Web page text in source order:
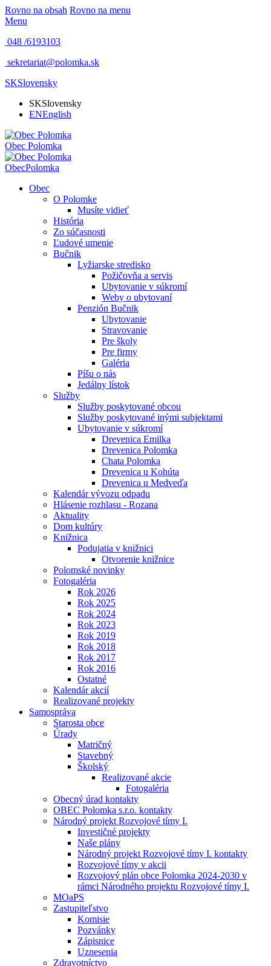
Rovno na obsah Rovno na menu
Menu
048 /6193103
sekretariat@polomka.sk
SKSlovensky
SKSlovensky
ENEnglish
Obec Polomka
ObecPolomka
Obec
O Polomke
Musíte vidieť
História
Zo súčasnosti
Ľudové umenie
Bučnik
Lyžiarske stredisko
Požičovňa a servis
Ubytovanie v súkromí
Weby o ubytovaní
Penzión Bučnik
Ubytovanie
Stravovanie
Pre školy
Pre firmy
Galéria
Píšu o nás
Jedálny lístok
Služby
Služby poskytované obcou
Služby poskytované inými subjektami
Ubytovanie v súkromí
Drevenica Emilka
Drevenica Polomka
Chata Polomka
Drevenica u Kohúta
Drevenica u Medveďa
Kalendár vývozu odpadu
Hlásenie rozhlasu - Rozana
Aktuality
Dom kultúry
Knižnica
Podujatia v knižnici
Otvorenie knižnice
Polomské novinky
Fotogaléria
Rok 2026
Rok 2025
Rok 2024
Rok 2023
Rok 2019
Rok 2018
Rok 2017
Rok 2016
Ostatné
Kalendár akcií
Realizované projekty
Samospráva
Starosta obce
Úrady
Matričný
Stavebný
Školský
Realizované akcie
Fotogaléria
Obecný úrad kontakty
OBEC Polomka s.r.o. kontakty
Národný projekt Rozvojové tímy I.
Investičné projekty
Naše plány
Národný projekt Rozvojové tímy I. kontakty
Rozvojové tímy v akcii
Rozvojový plán obce Polomka 2024-2030 v
rámci Národného projektu Rozvojové tímy I.
MOaPS
Zastupiteľstvo
Komisie
Pozvánky
Zápisnice
Uznesenia
Zdravotníctvo